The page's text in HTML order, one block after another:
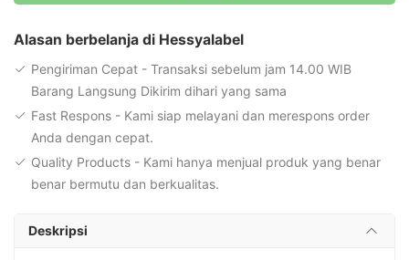
Motif
Voal
Alasan berbelanja di Hessyalabel
Pengiriman Cepat - Transaksi sebelum jam 14.00 WIB
Barang Langsung Dikirim dihari yang sama
Fast Respons - Kami siap melayani dan merespons order
Anda dengan cepat.
Quality Products - Kami hanya menjual produk yang benar
benar bermutu dan berkualitas.
Deskripsi